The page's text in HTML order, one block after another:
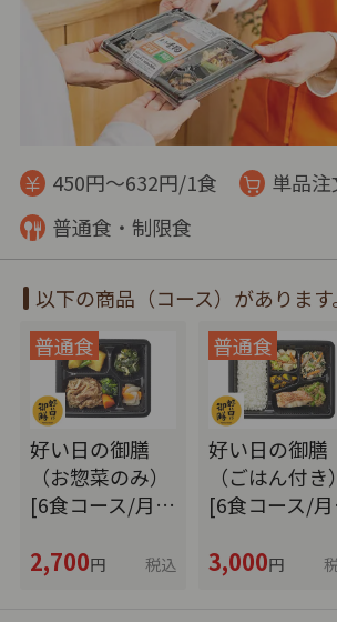
450円～632円/1食
単品注
普通食・制限食
以下の商品（コース）があります
好い日の御膳
（お惣菜のみ）
[6食コース/月…
2,700円 税込
好い日の御膳
（ごはん付き）
[6食コース/
3,000円